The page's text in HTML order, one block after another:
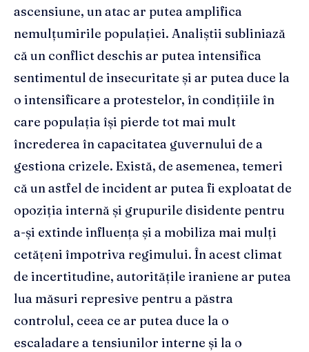
ascensiune, un atac ar putea amplifica
nemulțumirile populației. Analiștii subliniază
că un conflict deschis ar putea intensifica
sentimentul de insecuritate și ar putea duce la
o intensificare a protestelor, în condițiile în
care populația își pierde tot mai mult
încrederea în capacitatea guvernului de a
gestiona crizele. Există, de asemenea, temeri
că un astfel de incident ar putea fi exploatat de
opoziția internă și grupurile disidente pentru
a-și extinde influența și a mobiliza mai mulți
cetățeni împotriva regimului. În acest climat
de incertitudine, autoritățile iraniene ar putea
lua măsuri represive pentru a păstra
controlul, ceea ce ar putea duce la o
escaladare a tensiunilor interne și la o